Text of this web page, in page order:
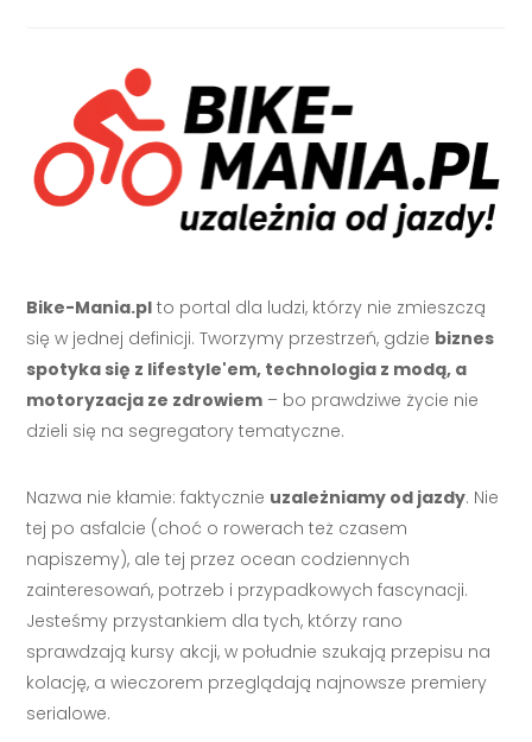
Bike-Mania.pl to portal dla ludzi, którzy nie zmieszczą
się w jednej definicji. Tworzymy przestrzeń, gdzie biznes
spotyka się z lifestyle'em, technologia z modą, a
motoryzacja ze zdrowiem – bo prawdziwe życie nie
dzieli się na segregatory tematyczne.
Nazwa nie kłamie: faktycznie uzależniamy od jazdy. Nie
tej po asfalcie (choć o rowerach też czasem
napiszemy), ale tej przez ocean codziennych
zainteresowań, potrzeb i przypadkowych fascynacji.
Jesteśmy przystankiem dla tych, którzy rano
sprawdzają kursy akcji, w południe szukają przepisu na
kolację, a wieczorem przeglądają najnowsze premiery
serialowe.